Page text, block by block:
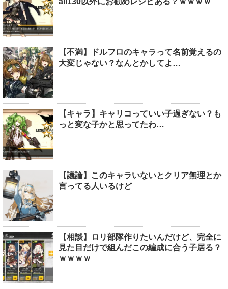
【不満】ドルフロのキャラって名前覚えるの
大変じゃない？なんとかしてよ…
【キャラ】キャリコっていい子過ぎない？も
っと変な子かと思ってたわ…
【議論】このキャラいないとクリア無理とか
言ってる人いるけど
【相談】ロリ部隊作りたいんだけど、完全に
見た目だけで組んだこの編成に合う子居る？
ｗｗｗｗ